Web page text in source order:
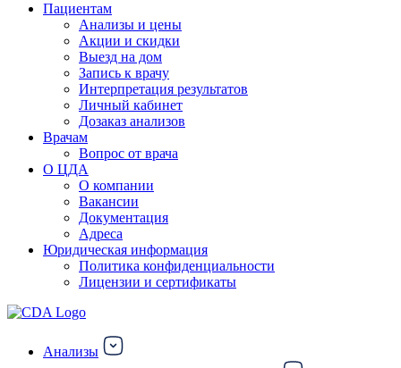
Пациентам
Анализы и цены
Акции и скидки
Выезд на дом
Запись к врачу
Интерпретация результатов
Личный кабинет
Дозаказ анализов
Врачам
Вопрос от врача
О ЦДА
О компании
Вакансии
Документация
Адреса
Юридическая информация
Политика конфиденциальности
Лицензии и сертификаты
Анализы